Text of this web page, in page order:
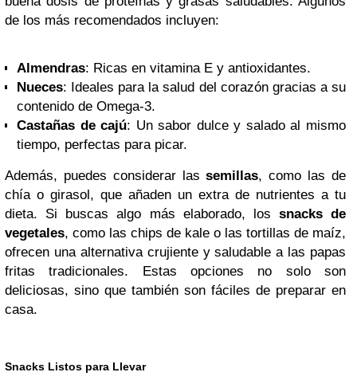
de los más recomendados incluyen:
Almendras: Ricas en vitamina E y antioxidantes.
Nueces: Ideales para la salud del corazón gracias a su
contenido de Omega-3.
Castañas de cajú: Un sabor dulce y salado al mismo
tiempo, perfectas para picar.
Además, puedes considerar lassemillas, como las de
chía o girasol, que añaden un extra de nutrientes a tu
dieta. Si buscas algo más elaborado, los snacks de
vegetales, como las chips de kale o las tortillas de maíz,
ofrecen una alternativa crujiente y saludable a las papas
fritas tradicionales. Estas opciones no solo son
deliciosas, sino que también son fáciles de preparar en
casa.
Snacks Listos para Llevar